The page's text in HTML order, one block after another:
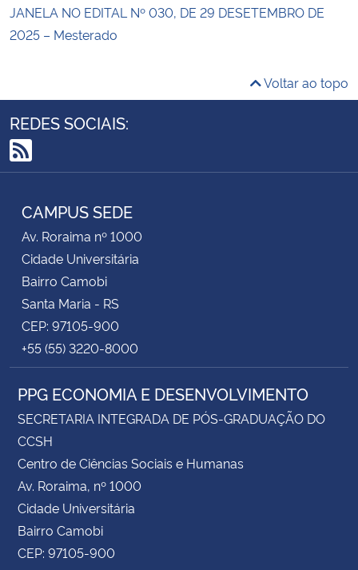
JANELA NO EDITAL Nº 030, DE 29 DESETEMBRO DE
2025 – Mesterado
Voltar ao topo
REDES SOCIAIS:
RSS
CAMPUS SEDE
Av. Roraima nº 1000
Cidade Universitária
Bairro Camobi
Santa Maria - RS
CEP: 97105-900
+55 (55) 3220-8000
PPG ECONOMIA E DESENVOLVIMENTO
SECRETARIA INTEGRADA DE PÓS-GRADUAÇÃO DO
CCSH
Centro de Ciências Sociais e Humanas
Av. Roraima, nº 1000
Cidade Universitária
Bairro Camobi
CEP: 97105-900